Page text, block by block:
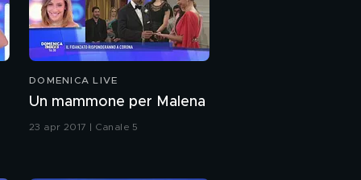
Alessia contadina
La copertina di Al Bano
DOMENICA LIVE
Un mammone per Malena
23 apr 2017 | Canale 5